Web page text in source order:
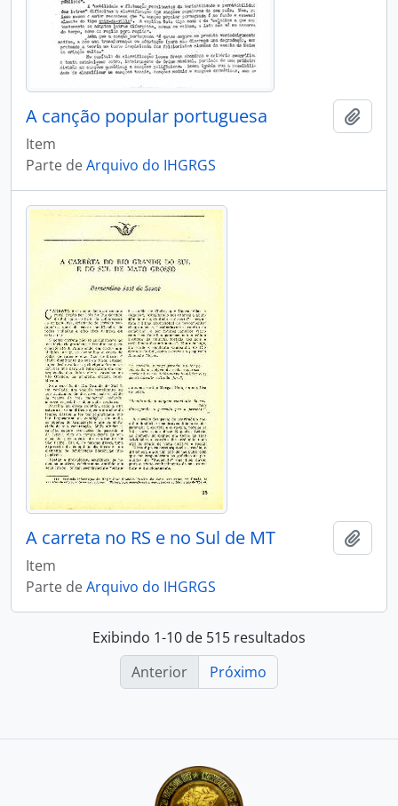
A canção popular portuguesa
Item
Parte deArquivo do IHGRGS
A carreta no RS e no Sul de MT
Item
Parte deArquivo do IHGRGS
Exibindo 1-10 de 515 resultados
Anterior
Próximo